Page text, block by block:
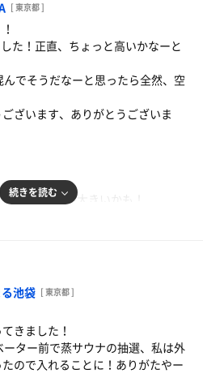
た『てまりの湯』でサ活が出来る
水風呂に変えてくれて感謝しかな
良い。ぜひロウリュさせて欲し
ン可能。
いので、水風呂の縁か洗い場の椅
活が出来ずイライラが溜まりに
いつ旦那を粗大ゴミに出すかばか
ナのおかげで全てのことがどうで
タ度：★★★
良く、好みだったーやっぱり14度
ーを認知している模様
最高
く！
露店が素晴らしかった！
の湯」に入っていたけど、サウ
タ度：★★☆
[ 東京都 ]
た！正直、ちょっと高いかなーと
でそうだなーと思ったら全然、空
ざいます、ありがとうございま
までで一番大きいかも！
かったため、上から2段目に…
、これは汗が出るまでは時間がか
、
ウリュが！！
まらーんと思っていたら、急に
うに水が！
これ、30分に1回はやって欲し
思うくらいのミスト、というか、
続きを読む
池袋 [ 東京都 ]
きました！
ター前で蒸サウナの抽選、私は外
ので入れることに！ありがたやー